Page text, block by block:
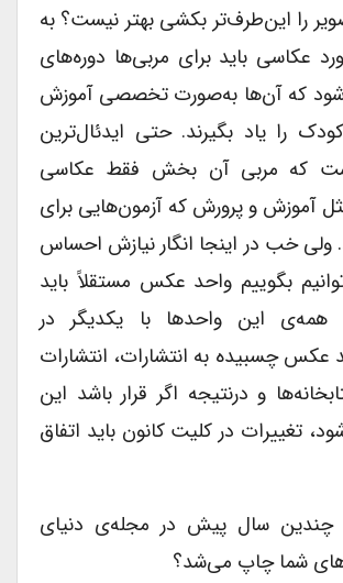
را این‌طرف‌تر بکشی بهتر نیست؟ به
عکاسی باید برای مربی‌ها دوره‌های
که آن‌ها به‌صورت تخصصی آموزش
را یاد بگیرند. حتی ایدئال‌ترین
که مربی آن بخش فقط عکاسی
آموزش و پرورش که آزمون‌هایی برای
ولی خب در اینجا انگار نیازش احساس
بگوییم واحد عکس مستقلاً باید
این‌ واحدها با یکدیگر در
عکس چسبیده به انتشارات، انتشارات
و درنتیجه اگر قرار باشد این
تغییرات در کلیت کانون باید اتفاق
سال پیش در مجله‌ی دنیای
شما چاپ می‌شد؟